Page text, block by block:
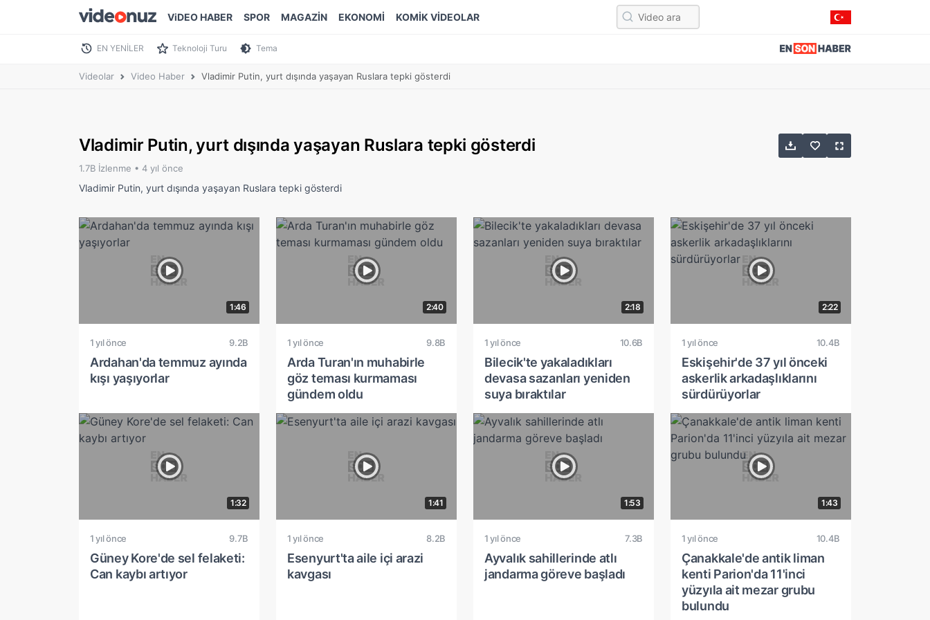
ViDEO HABER SPOR MAGAZİN EKONOMİ KOMİK VİDEOLAR
EN YENİLER Teknoloji Turu Tema
Videolar Video Haber Vladimir Putin, yurt dışında yaşayan Ruslara tepki gösterdi
Vladimir Putin, yurt dışında yaşayan Ruslara tepki gösterdi
1.7B İzlenme • 4 yıl önce
Vladimir Putin, yurt dışında yaşayan Ruslara tepki gösterdi
1:46
1 yıl önce 9.2B
Ardahan'da temmuz ayında
kışı yaşıyorlar
2:40
1 yıl önce 9.8B
Arda Turan'ın muhabirle
göz teması kurmaması
gündem oldu
2:18
1 yıl önce 10.6B
Bilecik'te yakaladıkları
devasa sazanları yeniden
suya bıraktılar
2:22
1 yıl önce 10.4B
Eskişehir'de 37 yıl önceki
askerlik arkadaşlıklarını
sürdürüyorlar
1:32
1 yıl önce 9.7B
Güney Kore'de sel felaketi:
Can kaybı artıyor
1:41
1 yıl önce 8.2B
Esenyurt'ta aile içi arazi
kavgası
1:53
1 yıl önce 7.3B
Ayvalık sahillerinde atlı
jandarma göreve başladı
1:43
1 yıl önce 10.4B
Çanakkale'de antik liman
kenti Parion'da 11'inci
yüzyıla ait mezar grubu
bulundu